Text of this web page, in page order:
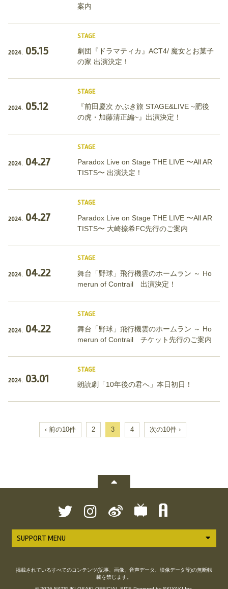
案内
2024. 05.15
STAGE
劇団『ドラマティカ』ACT4/ 魔女とお菓子
の家 出演決定！
2024. 05.12
STAGE
『前田慶次 かぶき旅 STAGE&LIVE ~肥後
の虎・加藤清正編~』出演決定！
2024. 04.27
STAGE
Paradox Live on Stage THE LIVE 〜All AR
TISTS〜 出演決定！
2024. 04.27
STAGE
Paradox Live on Stage THE LIVE 〜All AR
TISTS〜 大崎捺希FC先行のご案内
2024. 04.22
STAGE
舞台「野球」飛行機雲のホームラン ～ Ho
merun of Contrail 出演決定！
2024. 04.22
STAGE
舞台「野球」飛行機雲のホームラン ～ Ho
merun of Contrail チケット先行のご案内
2024. 03.01
STAGE
朗読劇「10年後の君へ」本日初日！
‹ 前の10件 2 3 4 次の10件 ›
SUPPORT MENU
掲載されているすべてのコンテンツ(記事、画像、音声データ、映像データ等)の無断転
載を禁じます。